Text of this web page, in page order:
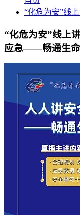
“化危为安”线
“化危为安”线上
应急——畅通生